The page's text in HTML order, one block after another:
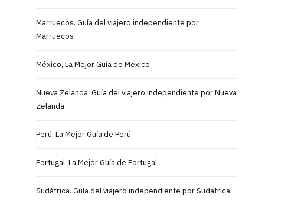
Marruecos. Guía del viajero independiente por
Marruecos
México, La Mejor Guía de México
Nueva Zelanda. Guía del viajero independiente por Nueva
Zelanda
Perú, La Mejor Guía de Perú
Portugal, La Mejor Guía de Portugal
Sudáfrica. Guía del viajero independiente por Sudáfrica